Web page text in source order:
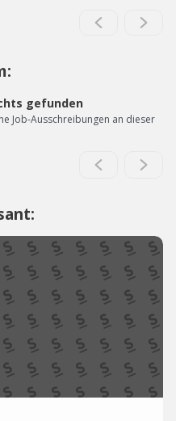
gefunden
Job-Ausschreibungen an dieser